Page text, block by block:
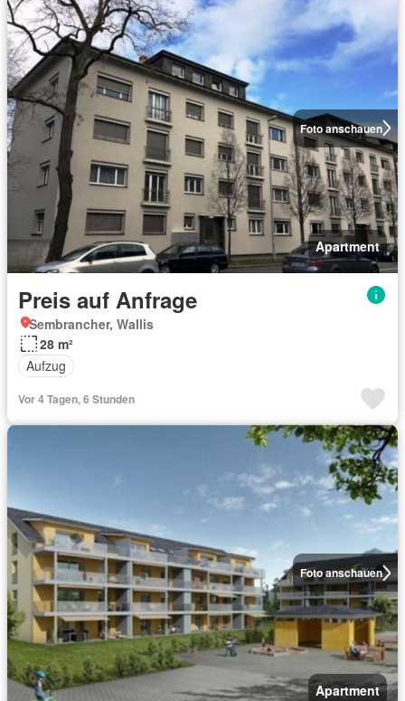
Foto anschauen
Apartment
Preis auf Anfrage
Sembrancher, Wallis
28 m²
Aufzug
Vor 4 Tagen, 6 Stunden
Foto anschauen
Apartment